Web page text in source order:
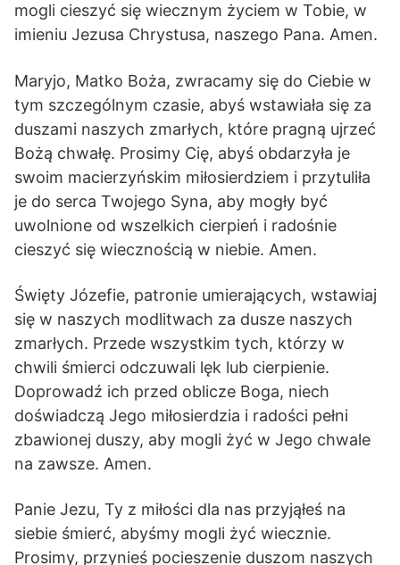
mogli cieszyć się wiecznym życiem w Tobie, w
imieniu Jezusa Chrystusa, naszego Pana. Amen.
Maryjo, Matko Boża, zwracamy się do Ciebie w
tym szczególnym czasie, abyś wstawiała się za
duszami naszych zmarłych, które pragną ujrzeć
Bożą chwałę. Prosimy Cię, abyś obdarzyła je
swoim macierzyńskim miłosierdziem i przytuliła
je do serca Twojego Syna, aby mogły być
uwolnione od wszelkich cierpień i radośnie
cieszyć się wiecznością w niebie. Amen.
Święty Józefie, patronie umierających, wstawiaj
się w naszych modlitwach za dusze naszych
zmarłych. Przede wszystkim tych, którzy w
chwili śmierci odczuwali lęk lub cierpienie.
Doprowadź ich przed oblicze Boga, niech
doświadczą Jego miłosierdzia i radości pełni
zbawionej duszy, aby mogli żyć w Jego chwale
na zawsze. Amen.
Panie Jezu, Ty z miłości dla nas przyjąłeś na
siebie śmierć, abyśmy mogli żyć wiecznie.
Prosimy, przynieś pocieszenie duszom naszych